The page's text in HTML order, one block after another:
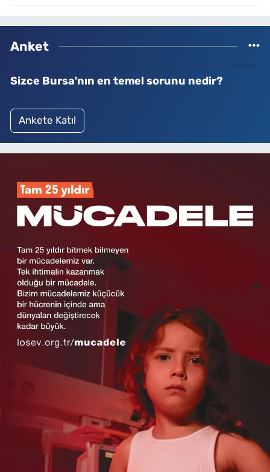
Anket
Sizce Bursa'nın en temel sorunu nedir?
Ankete Katıl